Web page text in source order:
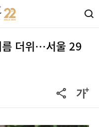
름 더위…서울 29